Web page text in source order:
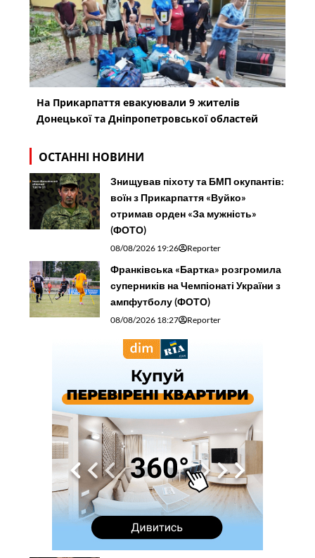
На Прикарпаття евакуювали 9 жителів
Донецької та Дніпропетровської областей
ОСТАННІ НОВИНИ
Знищував піхоту та БМП окупантів:
воїн з Прикарпаття «Вуйко»
отримав орден «За мужність»
(ФОТО)
08/08/2026 19:26 Reporter
Франківська «Бартка» розгромила
суперників на Чемпіонаті України з
ампфутболу (ФОТО)
08/08/2026 18:27 Reporter